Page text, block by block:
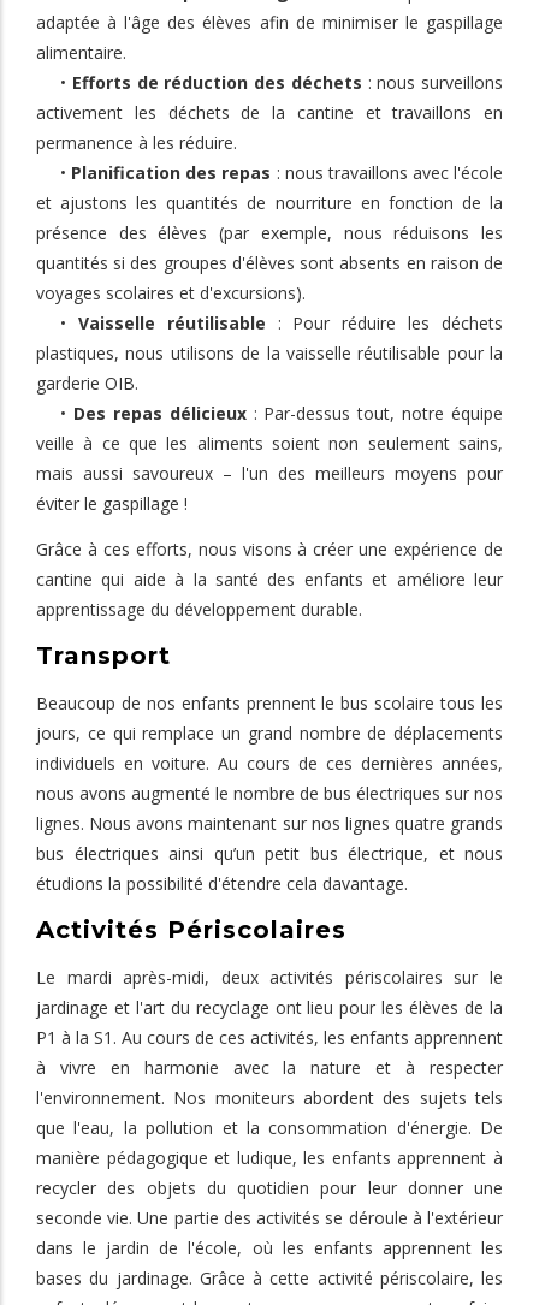
adaptée à l'âge des élèves afin de minimiser le gaspillage
alimentaire.
• Efforts de réduction des déchets : nous surveillons
activement les déchets de la cantine et travaillons en
permanence à les réduire.
• Planification des repas : nous travaillons avec l'école
et ajustons les quantités de nourriture en fonction de la
présence des élèves (par exemple, nous réduisons les
quantités si des groupes d'élèves sont absents en raison de
voyages scolaires et d'excursions).
• Vaisselle réutilisable : Pour réduire les déchets
plastiques, nous utilisons de la vaisselle réutilisable pour la
garderie OIB.
• Des repas délicieux: Par-dessus tout, notre équipe
veille à ce que les aliments soient non seulement sains,
mais aussi savoureux – l'un des meilleurs moyens pour
éviter le gaspillage !
Grâce à ces efforts, nous visons à créer une expérience de
cantine qui aide à la santé des enfants et améliore leur
apprentissage du développement durable.
Transport
Beaucoup de nos enfants prennent le bus scolaire tous les
jours, ce qui remplace un grand nombre de déplacements
individuels en voiture. Au cours de ces dernières années,
nous avons augmenté le nombre de bus électriques sur nos
lignes. Nous avons maintenant sur nos lignes quatre grands
bus électriques ainsi qu’un petit bus électrique, et nous
étudions la possibilité d'étendre cela davantage.
Activités Périscolaires
Le mardi après-midi, deux activités périscolaires sur le
jardinage et l'art du recyclage ont lieu pour les élèves de la
P1 à la S1. Au cours de ces activités, les enfants apprennent
à vivre en harmonie avec la nature et à respecter
l'environnement. Nos moniteurs abordent des sujets tels
que l'eau, la pollution et la consommation d'énergie. De
manière pédagogique et ludique, les enfants apprennent à
recycler des objets du quotidien pour leur donner une
seconde vie. Une partie des activités se déroule à l'extérieur
dans le jardin de l'école, où les enfants apprennent les
bases du jardinage. Grâce à cette activité périscolaire, les